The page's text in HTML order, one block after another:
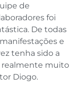
de
foi
De todas
e
tenha sido a
realmente muito
Diogo.